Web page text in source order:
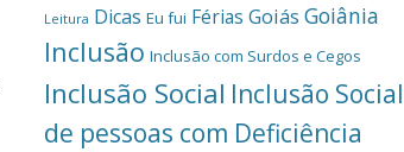
Leitura Dicas Eu fui Férias Goiás Goiânia
Inclusão Inclusão com Surdos e Cegos
Inclusão Social Inclusão Social
de pessoas com Deficiência